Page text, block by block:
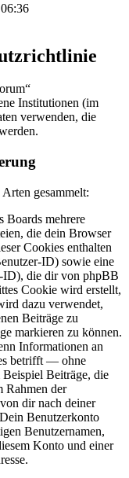
Institutionen (im
verwenden, die
gesammelt:
Boards mehrere
die dein Browser
Cookies enthalten
ID) sowie eine
ID), die dir von phpBB
Cookie wird erstellt,
dazu verwendet,
Beiträge zu
markieren zu können.
Informationen an
betrifft — ohne
Beiträge, die
Rahmen der
dir nach deiner
Benutzerkonto
Benutzernamen,
Konto und einer